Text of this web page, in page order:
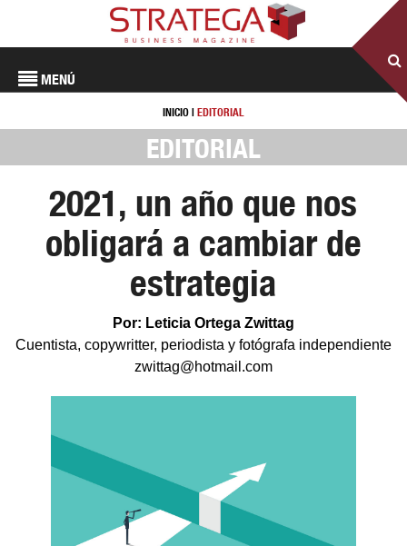
MENÚ
INICIO | EDITORIAL
EDITORIAL
2021, un año que nos
obligará a cambiar de
estrategia
Por: Leticia Ortega Zwittag
Cuentista, copywritter, periodista y fotógrafa independiente
zwittag@hotmail.com